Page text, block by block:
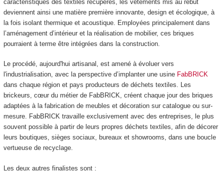
caractéristiques des textiles récupérés, les vêtements mis au rebut
deviennent ainsi une matière première innovante, design et écologique, à
la fois isolant thermique et acoustique. Employées principalement dans
l’aménagement d’intérieur et la réalisation de mobilier, ces briques
pourraient à terme être intégrées dans la construction.
Le procédé, aujourd'hui artisanal, est amené à évoluer vers
l'industrialisation, avec la perspective d’implanter une usine FabBRICK
dans chaque région et pays producteurs de déchets textiles. Les
brickeurs, cœur du métier de FabBRICK, créent chaque jour des briques
adaptées à la fabrication de meubles et décoration sur catalogue ou sur-
mesure. FabBRICK travaille exclusivement avec des entreprises, le plus
souvent possible à partir de leurs propres déchets textiles, afin de décorer
leurs boutiques, sièges sociaux, bureaux et showrooms, dans une boucle
vertueuse de recyclage.
Les deux autres finalistes sont :